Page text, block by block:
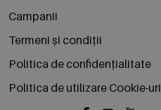
Campanii
Termeni și condiții
Politica de confidențialitate
Politica de utilizare Cookie-uri